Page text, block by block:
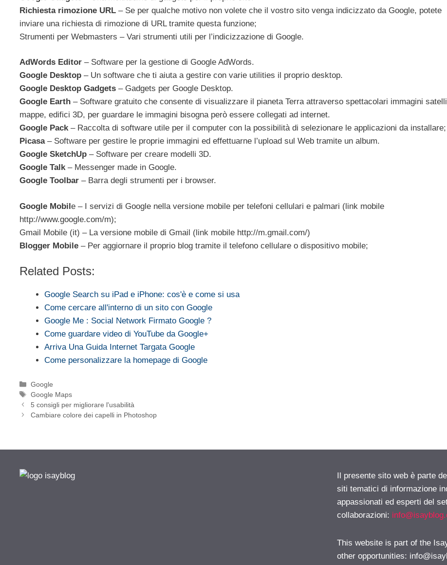
Richiesta rimozione URL – Se per qualche motivo non volete che il vostro sito venga indicizzato da Google, potete
inviare una richiesta di rimozione di URL tramite questa funzione;
Strumenti per Webmasters – Vari strumenti utili per l’indicizzazione di Google.
AdWords Editor – Software per la gestione di Google AdWords.
Google Desktop – Un software che ti aiuta a gestire con varie utilities il proprio desktop.
Google Desktop Gadgets – Gadgets per Google Desktop.
Google Earth – Software gratuito che consente di visualizzare il pianeta Terra attraverso spettacolari immagini
mappe, edifici 3D, per guardare le immagini bisogna però essere collegati ad internet.
Google Pack– Raccolta di software utile per il computer con la possibilità di selezionare le applicazioni da installare;
Picasa – Software per gestire le proprie immagini ed effettuarne l’upload sul Web tramite un album.
Google SketchUp – Software per creare modelli 3D.
Google Talk – Messenger made in Google.
Google Toolbar – Barra degli strumenti per i browser.
Google Mobile – I servizi di Google nella versione mobile per telefoni cellulari e palmari (link mobile
http://www.google.com/m);
Gmail Mobile (it) – La versione mobile di Gmail (link mobile http://m.gmail.com/)
Blogger Mobile – Per aggiornare il proprio blog tramite il telefono cellulare o dispositivo mobile;
Related Posts:
Google Search su iPad e iPhone: cos'è e come si usa
Come cercare all'interno di un sito con Google
Google Me : Social Network Firmato Google ?
Come guardare video di YouTube da Google+
Arriva Una Guida Internet Targata Google
Come personalizzare la homepage di Google
Categorie
Google
Tag
Google Maps
5 consigli per migliorare l'usabilità
Cambiare colore dei capelli in Photoshop
Il presente sito web è parte
siti tematici di informazione
appassionati ed esperti del
collaborazioni:
This website is part of the
other opportunities: